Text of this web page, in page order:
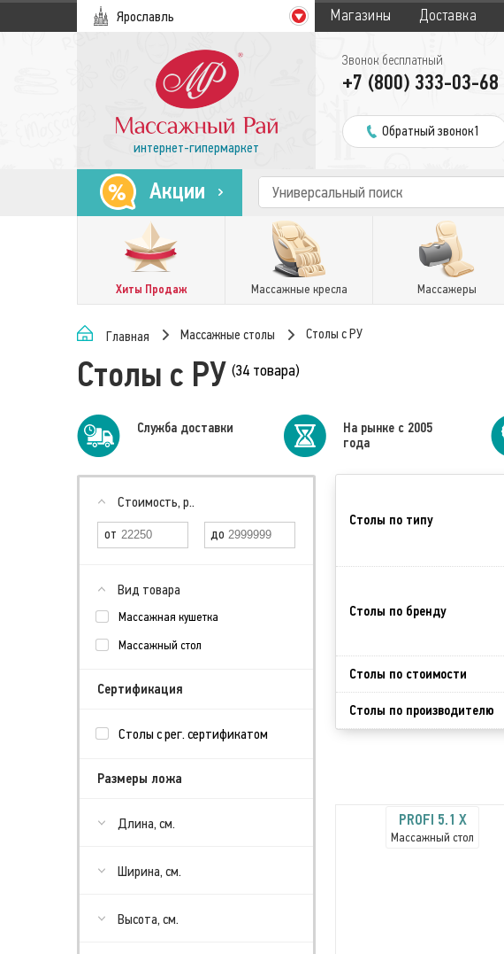
Ярославль Магазины Доставка
интернет-гипермаркет
Звонок бесплатный
+7 (800) 333-03-68
Обратный звонок1
Акции
Хиты Продаж Массажные кресла Массажеры
Главная Массажные столы Столы с РУ
Столы с РУ (34 товара)
Cлужба доставки
На рынке с 2005
года
Стоимость, р..
Вид товара
Массажная кушетка
Массажный стол
Сертификация
Столы с рег. сертификатом
Размеры ложа
Длина, см.
Ширина, см.
Высота, см.
Столы по типу
Столы по бренду
Столы по стоимости
Столы по производителю
PROFI 5.1 X
Массажный стол